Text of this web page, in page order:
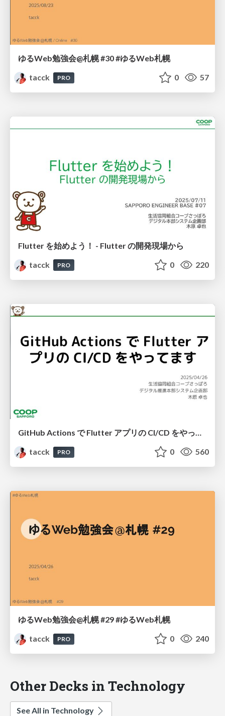
ゆるWeb勉強会@札幌 #30 #ゆるWeb札幌
tacck
PRO 0 57
Flutter を始めよう！ - Flutter の開発現場から
tacck
PRO 0 220
GitHub Actions で Flutter アプリの CI/CD をやってます #ゆるWeb札幌
tacck
PRO 0 560
ゆるWeb勉強会@札幌 #29 #ゆるWeb札幌
tacck
PRO 0 240
Other Decks in Technology
See All in Technology